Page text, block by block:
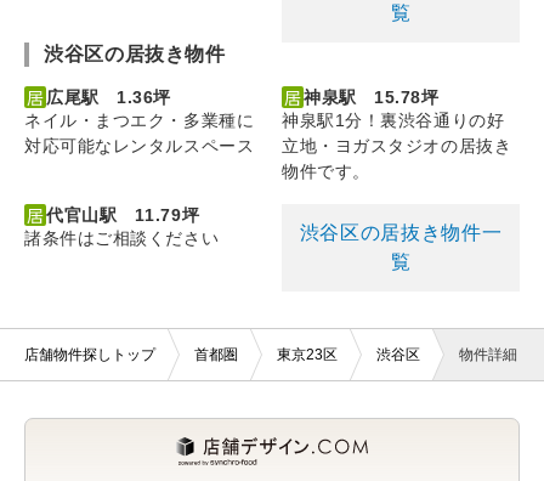
覧
渋谷区の居抜き物件
広尾駅 1.36坪
ネイル・まつエク・多業種に
対応可能なレンタルスペース
神泉駅 15.78坪
神泉駅1分！裏渋谷通りの好
立地・ヨガスタジオの居抜き
物件です。
代官山駅 11.79坪
諸条件はご相談ください
渋谷区の居抜き物件一
覧
店舗物件探しトップ 首都圏 東京23区 渋谷区 物件詳細